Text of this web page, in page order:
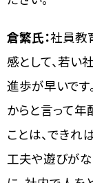
倉繁氏：社員教
感として、若い
進歩が早いです
からと言って
ことは、できれ
工夫や遊びがな